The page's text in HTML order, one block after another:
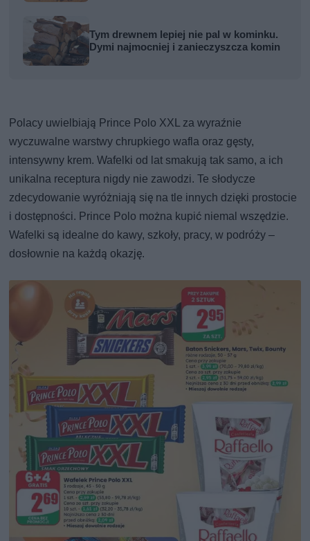
Tym drewnem lepiej nie pal w kominku.
Dymi najmocniej i zanieczyszcza komin
Polacy uwielbiają Prince Polo XXL za wyraźnie
wyczuwalne warstwy chrupkiego wafla oraz gęsty,
intensywny krem. Wafelki od lat smakują tak samo, a ich
unikalna receptura nigdy nie zawodzi. Te słodycze
zdecydowanie wyróżniają się na tle innych dzięki prostocie
i dostępności. Prince Polo można kupić niemal wszędzie.
Wafelki są idealne do kawy, szkoły, pracy, w podróży –
dosłownie na każdą okazję.